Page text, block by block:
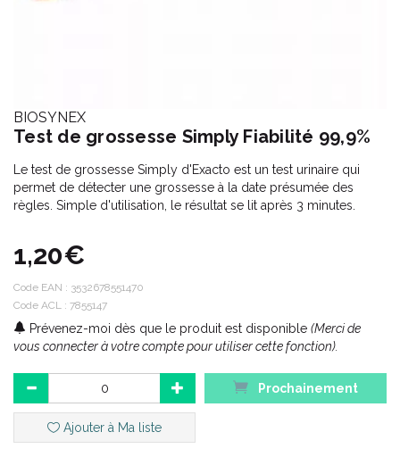
BIOSYNEX
Test de grossesse Simply Fiabilité 99,9%
Le test de grossesse Simply d'Exacto est un test urinaire qui
permet de détecter une grossesse à la date présumée des
règles. Simple d'utilisation, le résultat se lit après 3 minutes.
1,20€
Code EAN : 3532678551470
Code ACL : 7855147
Prévenez-moi dès que le produit est disponible (Merci de
vous connecter à votre compte pour utiliser cette fonction).
Prochainement
Ajouter à Ma liste